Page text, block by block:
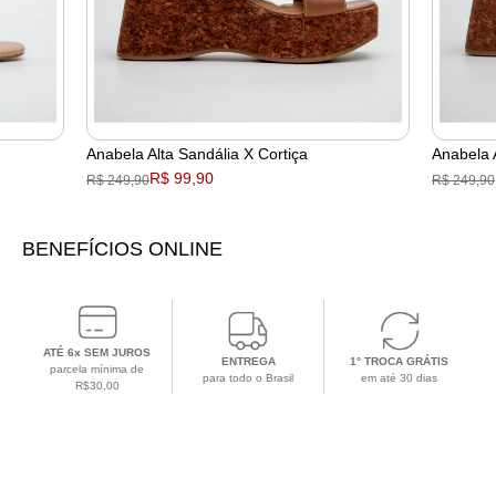
Anabela Alta Sandália X Cortiça
R$ 249,90R$ 99,90
Anabela
R$ 249,90
BENEFÍCIOS ONLINE
ATÉ 6x SEM JUROS
parcela mínima de
R$30,00
ENTREGA
para todo o Brasil
1° TROCA GRÁTIS
em até 30 dias